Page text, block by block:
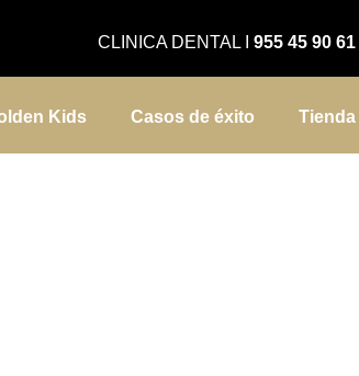
CLINICA DENTALI 955 45 90 61
Kids Casos de éxito Tienda